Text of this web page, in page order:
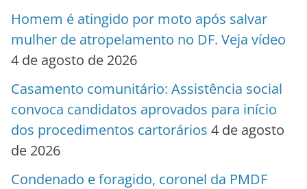
Homem é atingido por moto após salvar
mulher de atropelamento no DF. Veja vídeo
4 de agosto de 2026
Casamento comunitário: Assistência social
convoca candidatos aprovados para início
dos procedimentos cartorários 4 de agosto
de 2026
Condenado e foragido, coronel da PMDF